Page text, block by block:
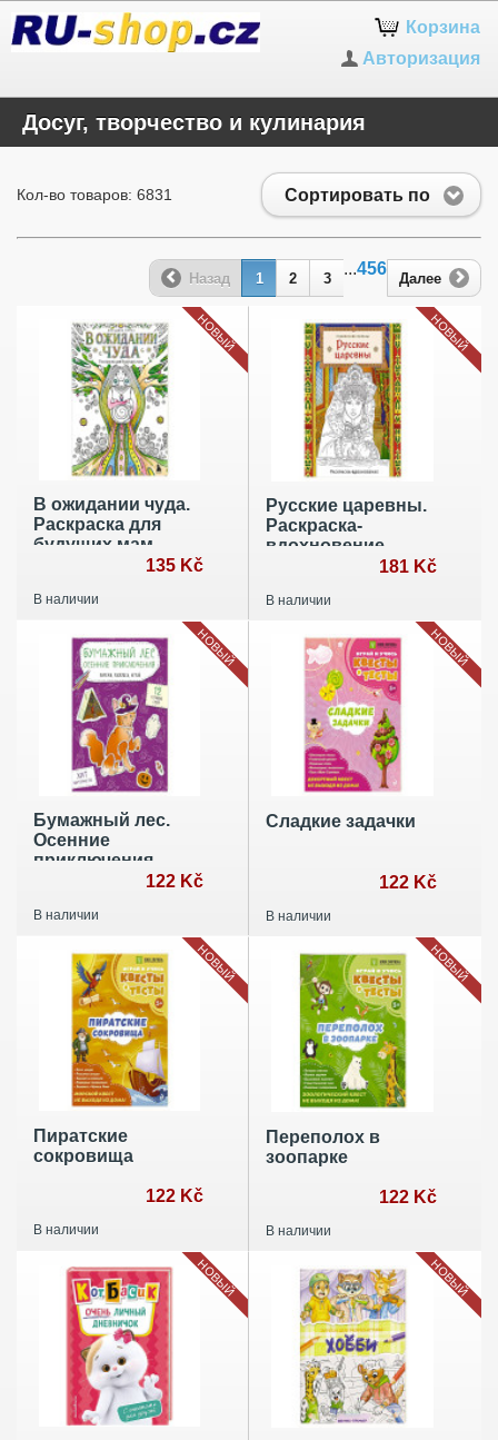
Корзина
Авторизация
Досуг, творчество и кулинария
Сортировать по
Кол-во товаров: 6831
Назад 1 2 3
...456
Далее
В ожидании чуда.
Раскраска для
будущих мам
135 Kč
В наличии
НОВЫЙ
Русские царевны.
Раскраска-
вдохновение
181 Kč
В наличии
НОВЫЙ
Бумажный лес.
Осенние
приключения.
Вырежи, раскрась,
схем
122 Kč
В наличии
НОВЫЙ
Сладкие задачки
122 Kč
В наличии
НОВЫЙ
Пиратские
сокровища
122 Kč
В наличии
НОВЫЙ
Переполох в
зоопарке
122 Kč
В наличии
НОВЫЙ
НОВЫЙ НОВЫЙ